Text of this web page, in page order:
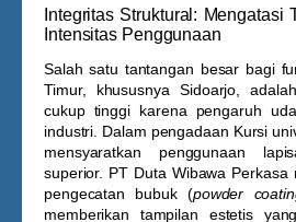
Integritas Struktural: Mengatasi
Intensitas Penggunaan
Salah satu tantangan besar bagi
Timur, khususnya Sidoarjo,
cukup tinggi karena pengaruh
industri. Dalam pengadaan Kursi
mensyaratkan penggunaan
superior. PT Duta Wibawa Perkasa
pengecatan bubuk (powder
memberikan tampilan estetis